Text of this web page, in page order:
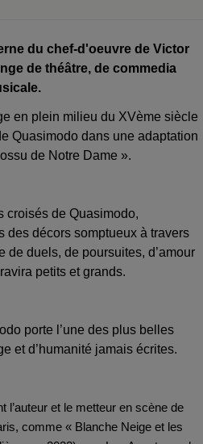
du chef-d'oeuvre de Victor
de théâtre, de commedia
en plein milieu du XVème siècle
Quasimodo dans une adaptation
de Notre Dame ».
croisés de Quasimodo,
des décors somptueux à travers
de duels, de poursuites, d’amour
petits et grands.
porte l’une des plus belles
et d’humanité jamais écrites.
l’auteur et le metteur en scène de
comme « Blanche Neige et les